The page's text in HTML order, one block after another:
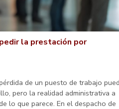
la prestación por
de un puesto de trabajo
pero la realidad administrativa a
lo que parece. En el despacho de